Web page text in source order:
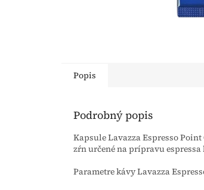
Popis
Podrobný popis
Kapsule Lavazza Espresso
zŕn určené na prípravu espressa
Parametre kávy Lavazza